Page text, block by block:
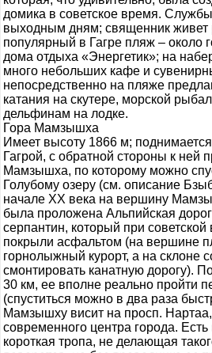
домика в советское время.
выходным дням; священник
популярный в Гагре пляж – около
дома отдыха «Энергетик»; на
много небольших кафе и
непосредственно на пляже
катания на скутере, морской
дельфинам на лодке.
Гора Мамзышха
Имеет высоту 1866 м;
Гагрой, с обратной стороны к ней
Мамзышха, по которому можно
Голубому озеру (см. описание
начале XX века на вершину
была проложена Альпийская
серпантин, который при
покрыли асфальтом (на вершине
горнолыжный курорт, а на склоне
смонтировать канатную дорогу).
30 км, ее вполне реально пройти
(спуститься можно в два раза
Мамзышху висит на просп.
современного центра города.
короткая тропа, не делающая